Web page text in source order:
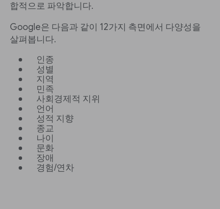
합적으로 파악합니다.
Google은 다음과 같이 12가지 측면에서 다양성을
살펴봅니다.
인종
성별
지역
민족
사회경제적 지위
언어
성적 지향
종교
나이
문화
장애
경험/연차